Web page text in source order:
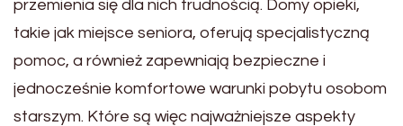
przemienia się dla nich trudnością. Domy opieki,
takie jak miejsce seniora, oferują specjalistyczną
pomoc, a również zapewniają bezpieczne i
jednocześnie komfortowe warunki pobytu osobom
starszym. Które są więc najważniejsze aspekty